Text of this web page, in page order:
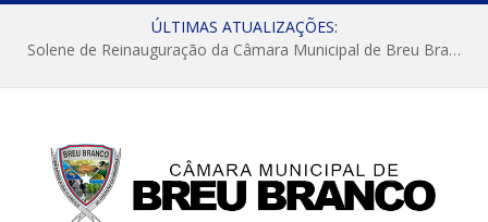
ÚLTIMAS ATUALIZAÇÕES:
Solene de Reinauguração da Câmara Municipal de Breu Branco